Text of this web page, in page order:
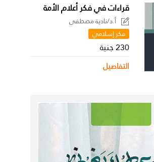
قراءات في فكر أعلام الأمة
أ.د/نادية مصطفى
فكر إسلامي
230 جنية
التفاصيل